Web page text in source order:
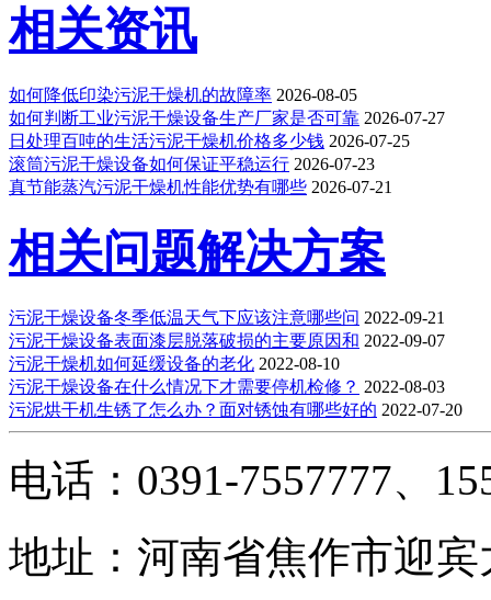
相关资讯
如何降低印染污泥干燥机的故障率 2026-08-05
如何判断工业污泥干燥设备生产厂家是否可靠 2026-07-27
日处理百吨的生活污泥干燥机价格多少钱 2026-07-25
滚筒污泥干燥设备如何保证平稳运行 2026-07-23
真节能蒸汽污泥干燥机性能优势有哪些 2026-07-21
相关问题解决方案
污泥干燥设备冬季低温天气下应该注意哪些问 2022-09-21
污泥干燥设备表面漆层脱落破损的主要原因和 2022-09-07
污泥干燥机如何延缓设备的老化 2022-08-10
污泥干燥设备在什么情况下才需要停机检修？ 2022-08-03
污泥烘干机生锈了怎么办？面对锈蚀有哪些好的 2022-07-20
电话：0391-7557777、
地址：河南省焦作市迎宾